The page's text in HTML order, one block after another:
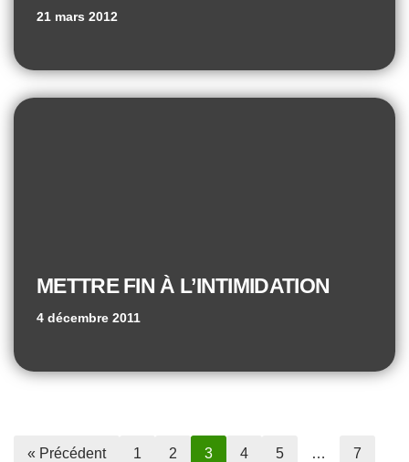
21 mars 2012
METTRE FIN À L’INTIMIDATION
4 décembre 2011
« Précédent 1 2 3 4 5 … 7